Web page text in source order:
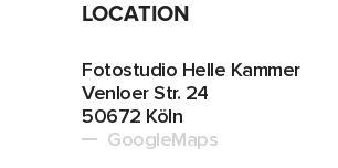
LOCATION
Fotostudio Helle Kammer
Venloer Str. 24
50672 Köln
GoogleMaps